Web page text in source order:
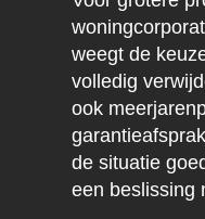
weegt de
volledig
ook
de situatie
een beslissing